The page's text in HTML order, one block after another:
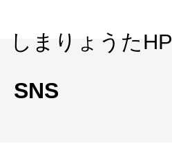
しまりょうたHP
SNS